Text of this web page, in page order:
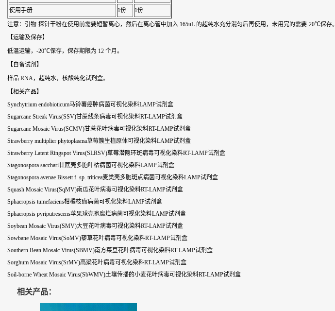
使用手册 1份 1份
注意：引物-探针干粉在使用前需要短暂离心，然后在离心管中加入 165uL 的超纯水充分混匀后再使用，未用完的需要-20℃保存。
【运输及保存】
低温运输，-20℃保存，保存期限为 12 个月。
【自备试剂】
样品 RNA，超纯水，核酸纯化试剂盒。
【相关产品】
Synchytrium endobioticum马铃薯癌肿病菌可视化染料LAMP试剂盒
Sugarcane Streak Virus(SSV)甘蔗线条病毒可视化染料RT-LAMP试剂盒
Sugarcane Mosaic Virus(SCMV)甘蔗花叶病毒可视化染料RT-LAMP试剂盒
Strawberry multiplier phytoplasma草莓簇生植原体可视化染料LAMP试剂盒
Strawberry Latent Ringspot Virus(SLRSV)草莓潜隐环斑病毒可视化染料RT-LAMP试剂盒
Stagonospora sacchari甘蔗壳多胞叶枯病菌可视化染料LAMP试剂盒
Stagonospora avenae Bissett f. sp. triticea麦类壳多胞斑点病菌可视化染料LAMP试剂盒
Squash Mosaic Virus(SqMV)南瓜花叶病毒可视化染料RT-LAMP试剂盒
Sphaeropsis tumefaciens柑橘枝瘤病菌可视化染料LAMP试剂盒
Sphaeropsis pyriputrescens苹果球壳孢腐烂病菌可视化染料LAMP试剂盒
Soybean Mosaic Virus(SMV)大豆花叶病毒可视化染料RT-LAMP试剂盒
Sowbane Mosaic Virus(SoMV)藜草花叶病毒可视化染料RT-LAMP试剂盒
Southern Bean Mosaic Virus(SBMV)南方菜豆花叶病毒可视化染料RT-LAMP试剂盒
Sorghum Mosaic Virus(SrMV)高粱花叶病毒可视化染料RT-LAMP试剂盒
Soil-borne Wheat Mosaic Virus(SbWMV)土壤传播的小麦花叶病毒可视化染料RT-LAMP试剂盒
相关产品：